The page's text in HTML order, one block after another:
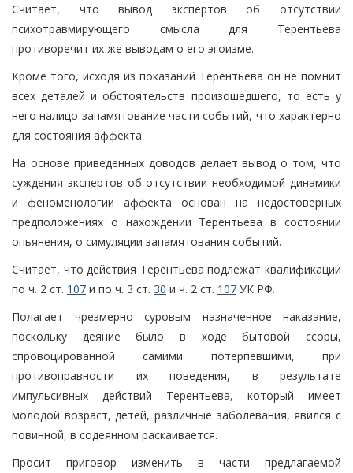
Считает, что вывод экспертов об отсутствии
психотравмирующего смысла для Терентьева
противоречит их же выводам о его эгоизме.
Кроме того, исходя из показаний Терентьева он не помнит
всех деталей и обстоятельств произошедшего, то есть у
него налицо запамятование части событий, что характерно
для состояния аффекта.
На основе приведенных доводов делает вывод о том, что
суждения экспертов об отсутствии необходимой динамики
и феноменологии аффекта основан на недостоверных
предположениях о нахождении Терентьева в состоянии
опьянения, о симуляции запамятования событий.
Считает, что действия Терентьева подлежат квалификации
по ч. 2 ст. 107 и по ч. 3 ст. 30 и ч. 2 ст. 107 УК РФ.
Полагает чрезмерно суровым назначенное наказание,
поскольку деяние было в ходе бытовой ссоры,
спровоцированной самими потерпевшими, при
противоправности их поведения, в результате
импульсивных действий Терентьева, который имеет
молодой возраст, детей, различные заболевания, явился с
повинной, в содеянном раскаивается.
Просит приговор изменить в части предлагаемой